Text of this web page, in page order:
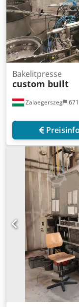
Zalaegerszeg
Bakelitpresse
custom built
Preisinfo